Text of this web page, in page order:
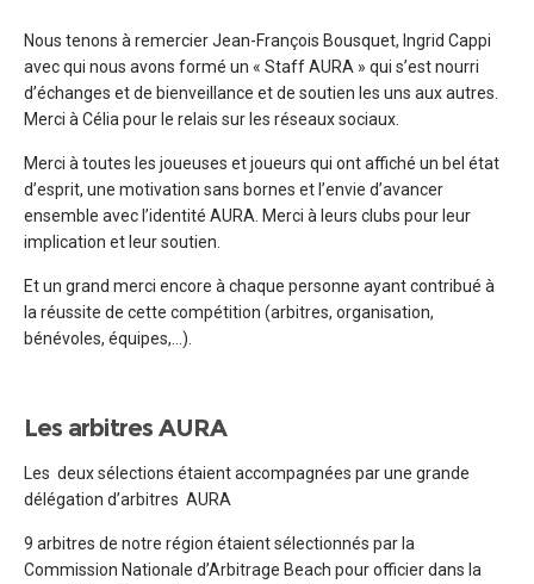
Nous tenons à remercier Jean-François Bousquet, Ingrid Cappi
avec qui nous avons formé un « Staff AURA » qui s’est nourri
d’échanges et de bienveillance et de soutien les uns aux autres.
Merci à Célia pour le relais sur les réseaux sociaux.
Merci à toutes les joueuses et joueurs qui ont affiché un bel état
d’esprit, une motivation sans bornes et l’envie d’avancer
ensemble avec l’identité AURA. Merci à leurs clubs pour leur
implication et leur soutien.
Et un grand merci encore à chaque personne ayant contribué à
la réussite de cette compétition (arbitres, organisation,
bénévoles, équipes,…).
Les arbitres AURA
Les deux sélections étaient accompagnées par une grande
délégation d’arbitres AURA
9 arbitres de notre région étaient sélectionnés par la
Commission Nationale d’Arbitrage Beach pour officier dans la